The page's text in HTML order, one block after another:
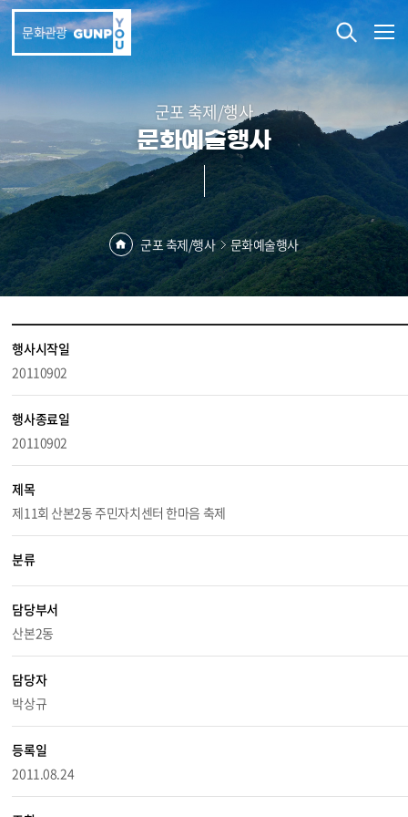
본문 바로가기
문화관광
군포 축제/행사
문화예술행사
군포 축제/행사 문화예술행사
행사시작일
20110902
행사종료일
20110902
제목
제11회 산본2동 주민자치센터 한마음 축제
분류
담당부서
산본2동
담당자
박상규
등록일
2011.08.24